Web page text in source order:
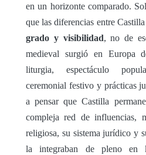
en un horizonte comparado.
que las diferencias entre
grado y visibilidad, no de
medieval surgió en Europa
liturgia, espectáculo
ceremonial festivo y prácticas
a pensar que Castilla
compleja red de influencias,
religiosa, su sistema jurídico y
la integraban de pleno en